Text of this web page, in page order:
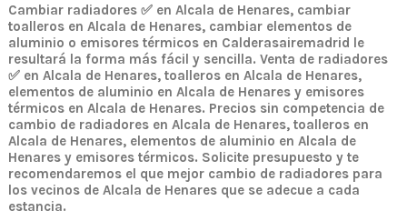
Cambiar radiadores ✅ en Alcala de Henares, cambiar
toalleros en Alcala de Henares, cambiar elementos de
aluminio o emisores térmicos en Calderasairemadrid le
resultará la forma más fácil y sencilla. Venta de radiadores
✅ en Alcala de Henares, toalleros en Alcala de Henares,
elementos de aluminio en Alcala de Henares y emisores
térmicos en Alcala de Henares. Precios sin competencia de
cambio de radiadores en Alcala de Henares, toalleros en
Alcala de Henares, elementos de aluminio en Alcala de
Henares y emisores térmicos. Solicite presupuesto y te
recomendaremos el que mejor cambio de radiadores para
los vecinos de Alcala de Henares que se adecue a cada
estancia.